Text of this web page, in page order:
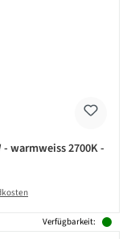
- warmweiss 2700K -
Verfügbarkeit: